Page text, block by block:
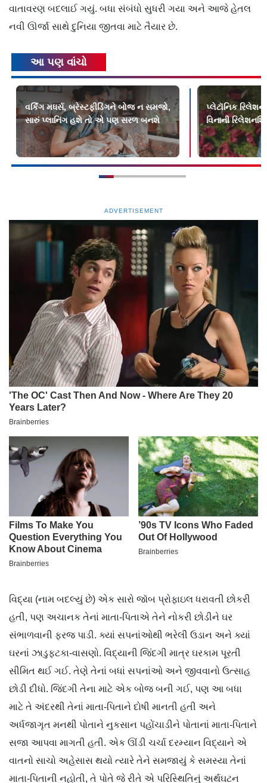
વાતાવરણ બદલાઈ ગયું. બધા સંબંધો સુધરી ગયા અને આજે હેતલ
નવી ઊર્જા સાથે દુનિયા જીતવા માટે તૈયાર છે.
આ પણ વાંચો
વર્કિંગ મધર્સ, બ્રેસ્ટફીડિંગને બોજ ન સમજો,
સારું પ્લાનિંગ હશે તો એ પણ સરળ બનશે
પ્લેટૉનિક
વિનાની
ADVERTISEMENT
વિદ્યા (નામ બદલ્યું છે) એક સારો જૉબ પ્રોફાઇલ ધરાવતી છોકરી
હતી, પણ અચાનક તેનાં માતા-પિતાએ તેને નોકરી છોડીને ઘર
સંભાળવાની ફરજ પાડી. ક્યાં સપનાંઓથી ભરેલી ઉડાન અને ક્યાં
ઘરનાં ઝાડુફટકા-વાસણો. વિદ્યાની જિંદગી માત્ર ઘરકામ પૂરતી
સીમિત થઈ ગઈ. તેણે તેનાં બધાં સપનાંઓ અને જીવવાનો ઉત્સાહ
છોડી દીધો. જિંદગી તેના માટે એક બોજ બની ગઈ, પણ આ બધા
માટે તે અંદરથી તેનાં માતા-પિતાને દોષી માનતી હતી અને
અર્ધજાગૃત મનથી પોતાને નુકસાન પહોંચાડીને પોતાનાં માતા-પિતાને
સજા આપવા માગતી હતી. એક ઊંડી ચર્ચા દરમ્યાન વિદ્યાને એ
વાતનો સાચો અહેસાસ થયો ત્યારે તેને સમજાયું કે સમસ્યા તેનાં
માતા-પિતાની નહોતી, તે પોતે જે રીતે એ પરિસ્થિતિનું અર્થઘટન